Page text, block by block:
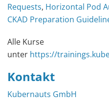
Requests, Horizontal Pod
CKAD Preparation
Alle Kurse
unter https://
Kontakt
Kubernauts GmbH